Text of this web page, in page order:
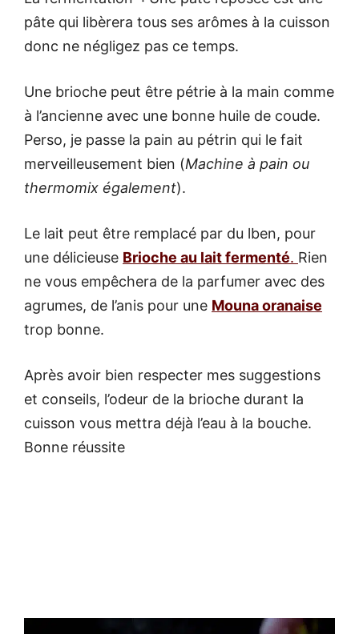
pâte qui libèrera tous ses arômes à la cuisson
donc ne négligez pas ce temps.
Une brioche peut être pétrie à la main comme
à l’ancienne avec une bonne huile de coude.
Perso, je passe la pain au pétrin qui le fait
merveilleusement bien (Machine à pain ou
thermomix également).
Le lait peut être remplacé par du lben, pour
une délicieuse Brioche au lait fermenté. Rien
ne vous empêchera de la parfumer avec des
agrumes, de l’anis pour une Mouna oranaise
trop bonne.
Après avoir bien respecter mes suggestions
et conseils, l’odeur de la brioche durant la
cuisson vous mettra déjà l’eau à la bouche.
Bonne réussite